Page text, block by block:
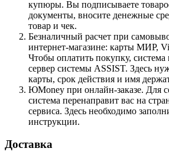
купюры. Вы подписываете
документы, вносите денежные
товар и чек.
Безналичный расчет при
интернет-магазине: карты МИР,
Чтобы оплатить покупку, система
сервер системы ASSIST. Здесь
карты, срок действия и имя
ЮMoney при онлайн-заказе. Для
система перенаправит вас на
сервиса. Здесь необходимо
инструкции.
Доставка